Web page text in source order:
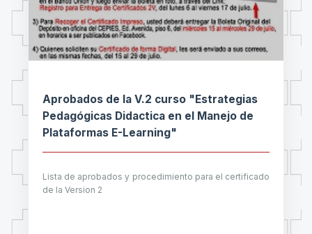
Aprobados de la V.2 curso "Estrategias
Pedagógicas Didactica en el Manejo de
Plataformas E-Learning"
Lista de aprobados y procedimiento para el certificado
de la Version 2